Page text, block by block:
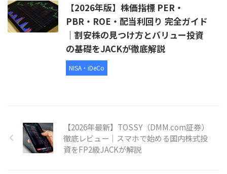
【2026年版】株価指標 PER・
PBR・ROE・配当利回り 完全ガイド
｜割安株の見つけ方とバリュー投資
の基礎をJACKが徹底解説
NISA・iDeCo
【2026年最新】TOSSY（DMM.com証券）
徹底レビュー｜スマホで始める国内株式投
資をFP2級JACKが解説